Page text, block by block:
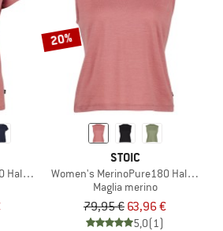
HaldenSt. T-Shirt
20%
STOIC
Women's MerinoPure180 HaldenSt.
Maglia merino
79,95 € 63,96 €
5,0(1)